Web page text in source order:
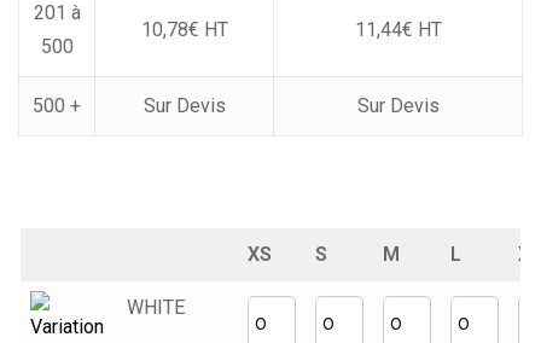
201 à
500
10,78€ HT 11,44€ HT
500 + Sur Devis Sur Devis
XS S M L XL
WHITE